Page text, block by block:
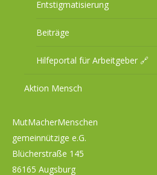
Entstigmatisierung
Beiträge
Hilfeportal für Arbeitgeber 🔗
Aktion Mensch
MutMacherMenschen
gemeinnützige e.G.
Blücherstraße 145
86165 Augsburg